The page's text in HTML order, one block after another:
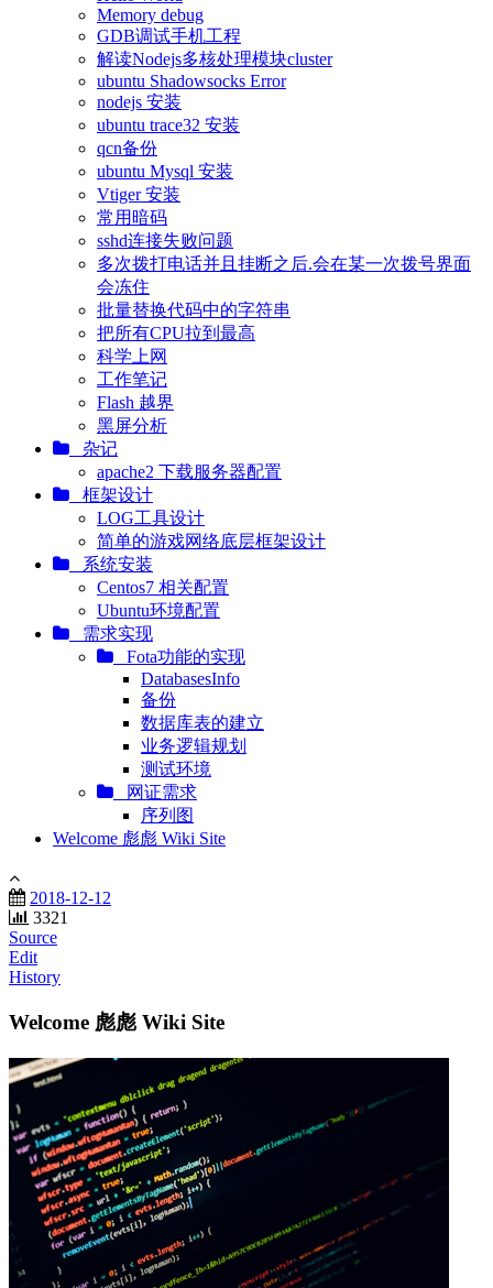
Memory debug
GDB调试手机工程
解读Nodejs多核处理模块cluster
ubuntu Shadowsocks Error
nodejs 安装
ubuntu trace32 安装
qcn备份
ubuntu Mysql 安装
Vtiger 安装
常用暗码
sshd连接失败问题
多次拨打电话并且挂断之后.会在某一次拨号界面
会冻住
批量替换代码中的字符串
把所有CPU拉到最高
科学上网
工作笔记
Flash 越界
黑屏分析
杂记
apache2 下载服务器配置
框架设计
LOG工具设计
简单的游戏网络底层框架设计
系统安装
Centos7 相关配置
Ubuntu环境配置
需求实现
Fota功能的实现
DatabasesInfo
备份
数据库表的建立
业务逻辑规划
测试环境
网证需求
序列图
Welcome 彪彪 Wiki Site
2018-12-12
3321
Source
Edit
History
Welcome 彪彪 Wiki Site